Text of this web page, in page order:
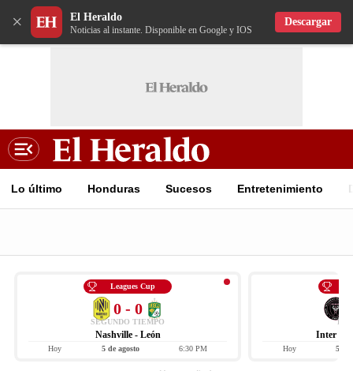
× El Heraldo
Noticias al instante. Disponible en Google y IOS
Descargar
Lo último Honduras Sucesos Entretenimiento
Leagues Cup
0 - 0
SEGUNDO TIEMPO
Nashville - León
Hoy 5 de agosto 6:30 PM
Inter
Hoy 5 de